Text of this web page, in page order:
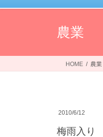
農業
HOME 農業
2010/6/12
梅雨入り